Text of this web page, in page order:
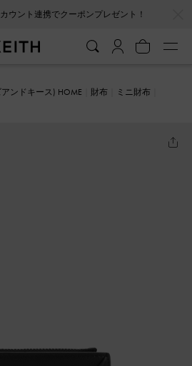
登録で10%OFFクーポンプレゼント！
アンドキース) HOME 財布
ミニ財布